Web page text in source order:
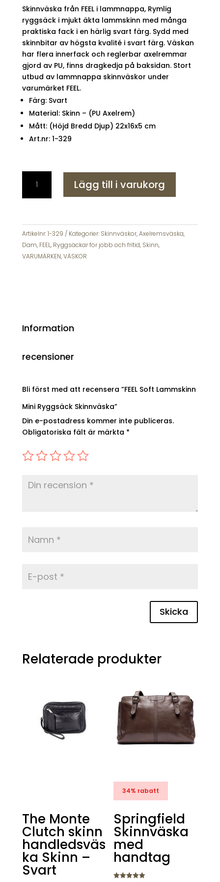
Skinnväska från FEEL i lammnappa, Rymlig
ryggsäck i mjukt äkta lammskinn med många
praktiska fack i en härlig svart färg. Sydd med
skinnbitar av högsta kvalité i svart färg. Väskan
har flera innerfack och reglerbar axelremmar
gjord av PU, finns dragkedja på baksidan. Stort
utbud av lammnappa skinnväskor under
varumärket FEEL.
Färg: Svart
Material: Skinn – (PU Axelrem)
Mått: (Höjd Bredd Djup) 22x16x5 cm
Art.nr: 1-329
Soft
Lammskinn
Ryggsäck
Skinnväska
mängd
Lägg till i varukorg
Artikelnr:1-329 Kategorier: Skinnväskor,Axelremsväska,
Dam, FEEL, Ryggsäckar för jobb och fritid, Skinn,
VARUMÄRKEN,VÄSKOR
Information
recensioner
Bli först med att recensera ”FEEL Soft Lammskinn
Mini Ryggsäck Skinnväska”
Din e-postadress kommer inte publiceras.
Obligatoriska fält är märkta *
Skicka
Relaterade produkter
The Monte
Clutch skinn
handledsväs
ka Skinn –
Svart
34% rabatt
Springfield
Skinnväska
med
handtag